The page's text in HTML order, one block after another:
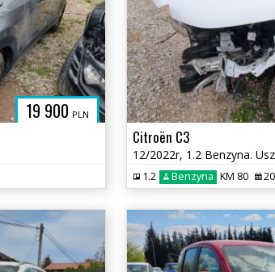
19 900 PLN
Citroën C3
1.2 Benzyna KM 80